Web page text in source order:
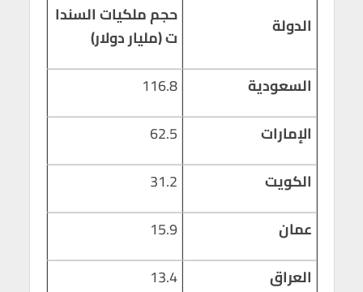
الدولة
حجم ملكيات السندا
ت (مليار دولار)
السعودية
116.8
الإمارات
62.5
الكويت
31.2
عمان
15.9
العراق
13.4